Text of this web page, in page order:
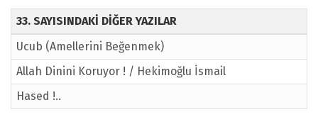
33. SAYISINDAKİ DİĞER YAZILAR
Ucub (Amellerini Beğenmek)
Allah Dinini Koruyor ! / Hekimoğlu İsmail
Hased !..